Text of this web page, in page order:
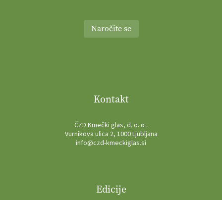
Naročite se
Kontakt
ČZD Kmečki glas, d. o. o .
Vurnikova ulica 2, 1000 Ljubljana
info@czd-kmeckiglas.si
Edicije